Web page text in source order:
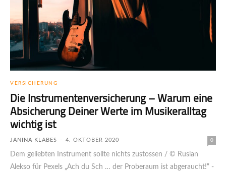
VERSICHERUNG
Die Instrumentenversicherung – Warum eine
Absicherung Deiner Werte im Musikeralltag
wichtig ist
JANINA KLABES - 4. OKTOBER 2020 0
Dem geliebten Instrument sollte nichts zustossen / © Ruslan
Alekso für Pexels „Ach du Sch … der Proberaum ist abgeraucht!“ -